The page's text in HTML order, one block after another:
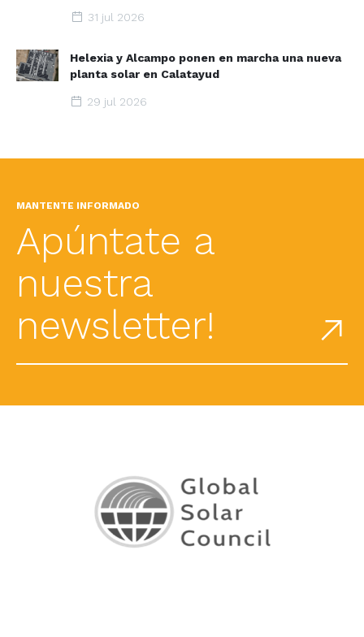
31 jul 2026
Helexia y Alcampo ponen en marcha una nueva
planta solar en Calatayud
29 jul 2026
MANTENTE INFORMADO
Apúntate a
nuestra
newsletter!